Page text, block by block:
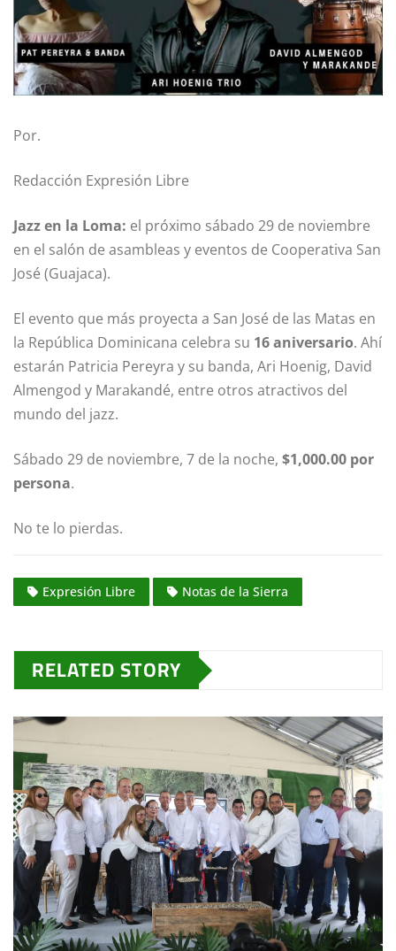
Por.
Redacción Expresión Libre
Jazz en la Loma: el próximo sábado 29 de noviembre
en el salón de asambleas y eventos de Cooperativa San
José (Guajaca).
El evento que más proyecta a San José de las Matas en
la República Dominicana celebra su 16 aniversario. Ahí
estarán Patricia Pereyra y su banda, Ari Hoenig, David
Almengod y Marakandé, entre otros atractivos del
mundo del jazz.
Sábado 29 de noviembre, 7 de la noche, $1,000.00 por
persona.
No te lo pierdas.
Expresión Libre Notas de la Sierra
RELATED STORY